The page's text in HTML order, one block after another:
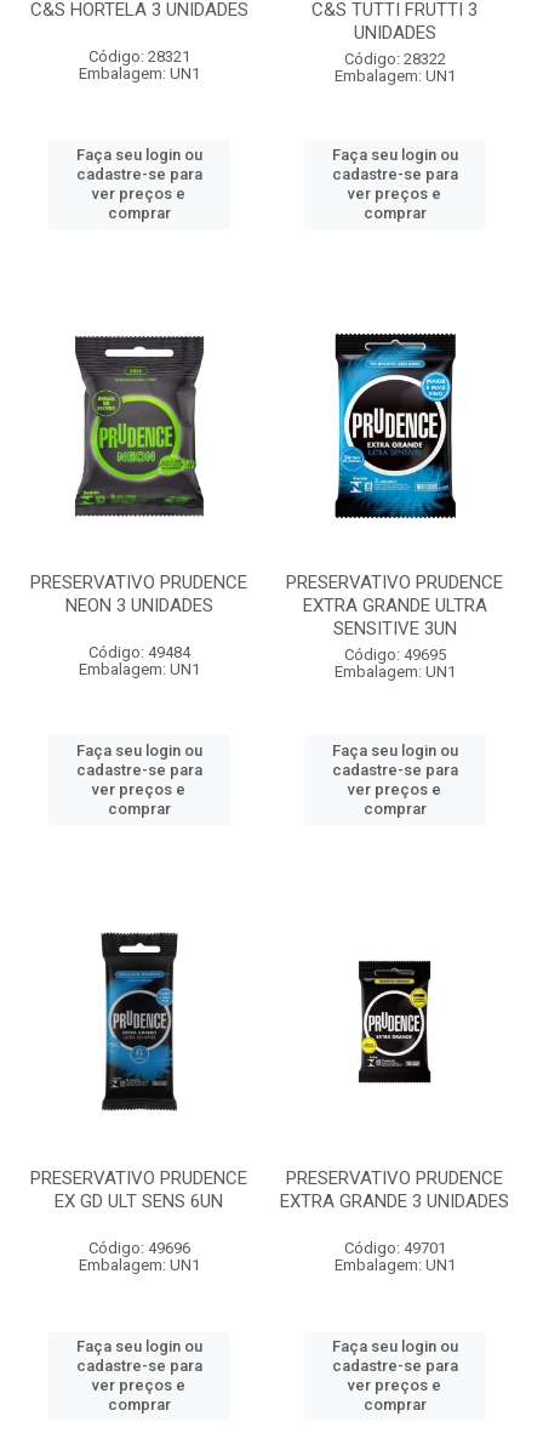
C&S HORTELA 3 UNIDADES
Código: 28321
Embalagem: UN1
Faça seu login ou
cadastre-se para
ver preços e
comprar
C&S TUTTI FRUTTI 3
UNIDADES
Código: 28322
Embalagem: UN1
Faça seu login ou
cadastre-se para
ver preços e
comprar
PRESERVATIVO PRUDENCE
NEON 3 UNIDADES
Código: 49484
Embalagem: UN1
Faça seu login ou
cadastre-se para
ver preços e
comprar
PRESERVATIVO PRUDENCE
EXTRA GRANDE ULTRA
SENSITIVE 3UN
Código: 49695
Embalagem: UN1
Faça seu login ou
cadastre-se para
ver preços e
comprar
PRESERVATIVO PRUDENCE
EX GD ULT SENS 6UN
Código: 49696
Embalagem: UN1
Faça seu login ou
cadastre-se para
ver preços e
comprar
PRESERVATIVO PRUDENCE
EXTRA GRANDE 3 UNIDADES
Código: 49701
Embalagem: UN1
Faça seu login ou
cadastre-se para
ver preços e
comprar